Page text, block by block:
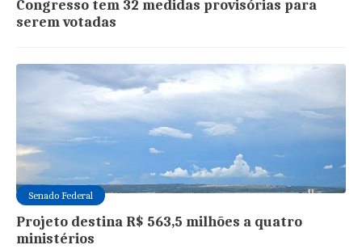
Congresso tem 32 medidas provisórias para
serem votadas
Senado Federal
Projeto destina R$ 563,5 milhões a quatro
ministérios